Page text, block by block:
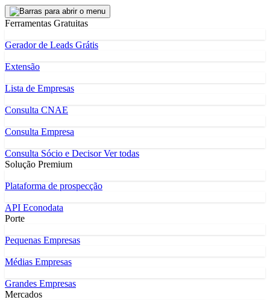
Ferramentas Gratuitas
Gerador de Leads Grátis
Extensão
Lista de Empresas
Consulta CNAE
Consulta Empresa
Consulta Sócio e DecisorVer todas
Solução Premium
Plataforma de prospecção
API Econodata
Porte
Pequenas Empresas
Médias Empresas
Grandes Empresas
Mercados